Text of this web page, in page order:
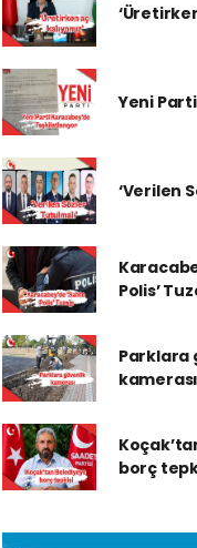
Yeni
‘Verilen
Polis’
Parklara
kamerası
borç